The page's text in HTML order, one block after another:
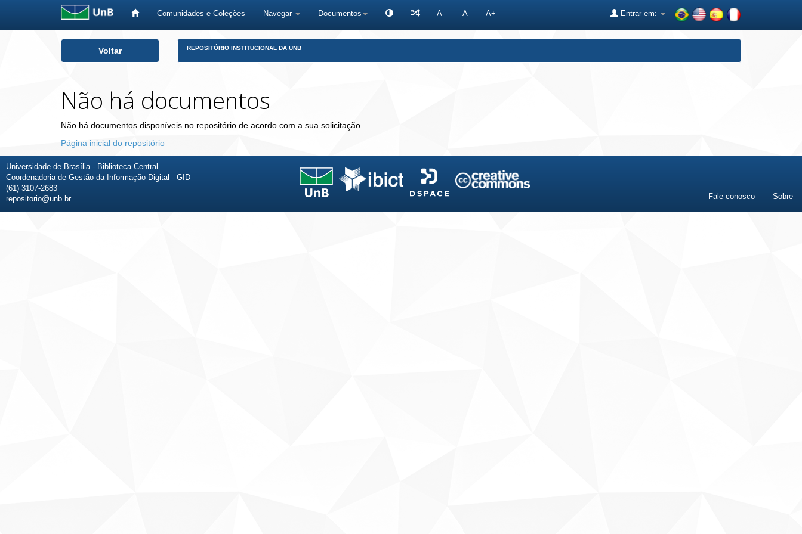
Comunidades e Coleções Navegar Documentos A- A A+ Entrar em:
Voltar REPOSITÓRIO INSTITUCIONAL DA UNB
Não há documentos
Não há documentos disponíveis no repositório de acordo com a sua solicitação.
Página inicial do repositório
Universidade de Brasília - Biblioteca Central
Coordenadoria de Gestão da Informação Digital - GID
(61) 3107-2683
repositorio@unb.br
Fale conosco Sobre